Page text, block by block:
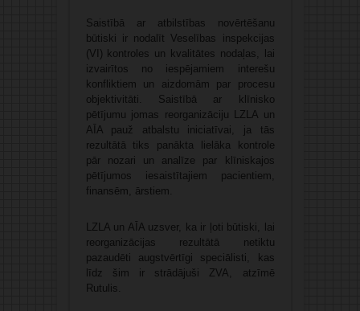
Saistībā ar atbilstības novērtēšanu
būtiski ir nodalīt Veselības inspekcijas
(VI) kontroles un kvalitātes nodaļas, lai
izvairītos no iespējamiem interešu
konfliktiem un aizdomām par procesu
objektivitāti. Saistībā ar klīnisko
pētījumu jomas reorganizāciju LZLA un
AĪA pauž atbalstu iniciatīvai, ja tās
rezultātā tiks panākta lielāka kontrole
pār nozari un analīze par klīniskajos
pētījumos iesaistītajiem pacientiem,
finansēm, ārstiem.
LZLA un AĪA uzsver, ka ir ļoti būtiski, lai
reorganizācijas rezultātā netiktu
pazaudēti augstvērtīgi speciālisti, kas
līdz šim ir strādājuši ZVA, atzīmē
Rutulis.